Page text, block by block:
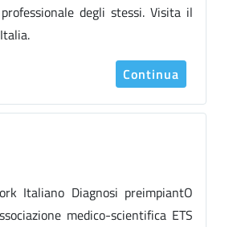
degli stessi. Visita il
Continua
Italiano Diagnosi preimpiantO
medico-scientifica ETS